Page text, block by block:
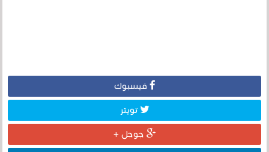
فيسبوك
تويتر
جوجل +